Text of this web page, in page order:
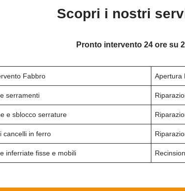
Scopri i nostri
Pronto intervento 24 ore su
Fabbro Apertura
serramenti
e sblocco serrature
cancelli in ferro
inferriate fisse e mobili